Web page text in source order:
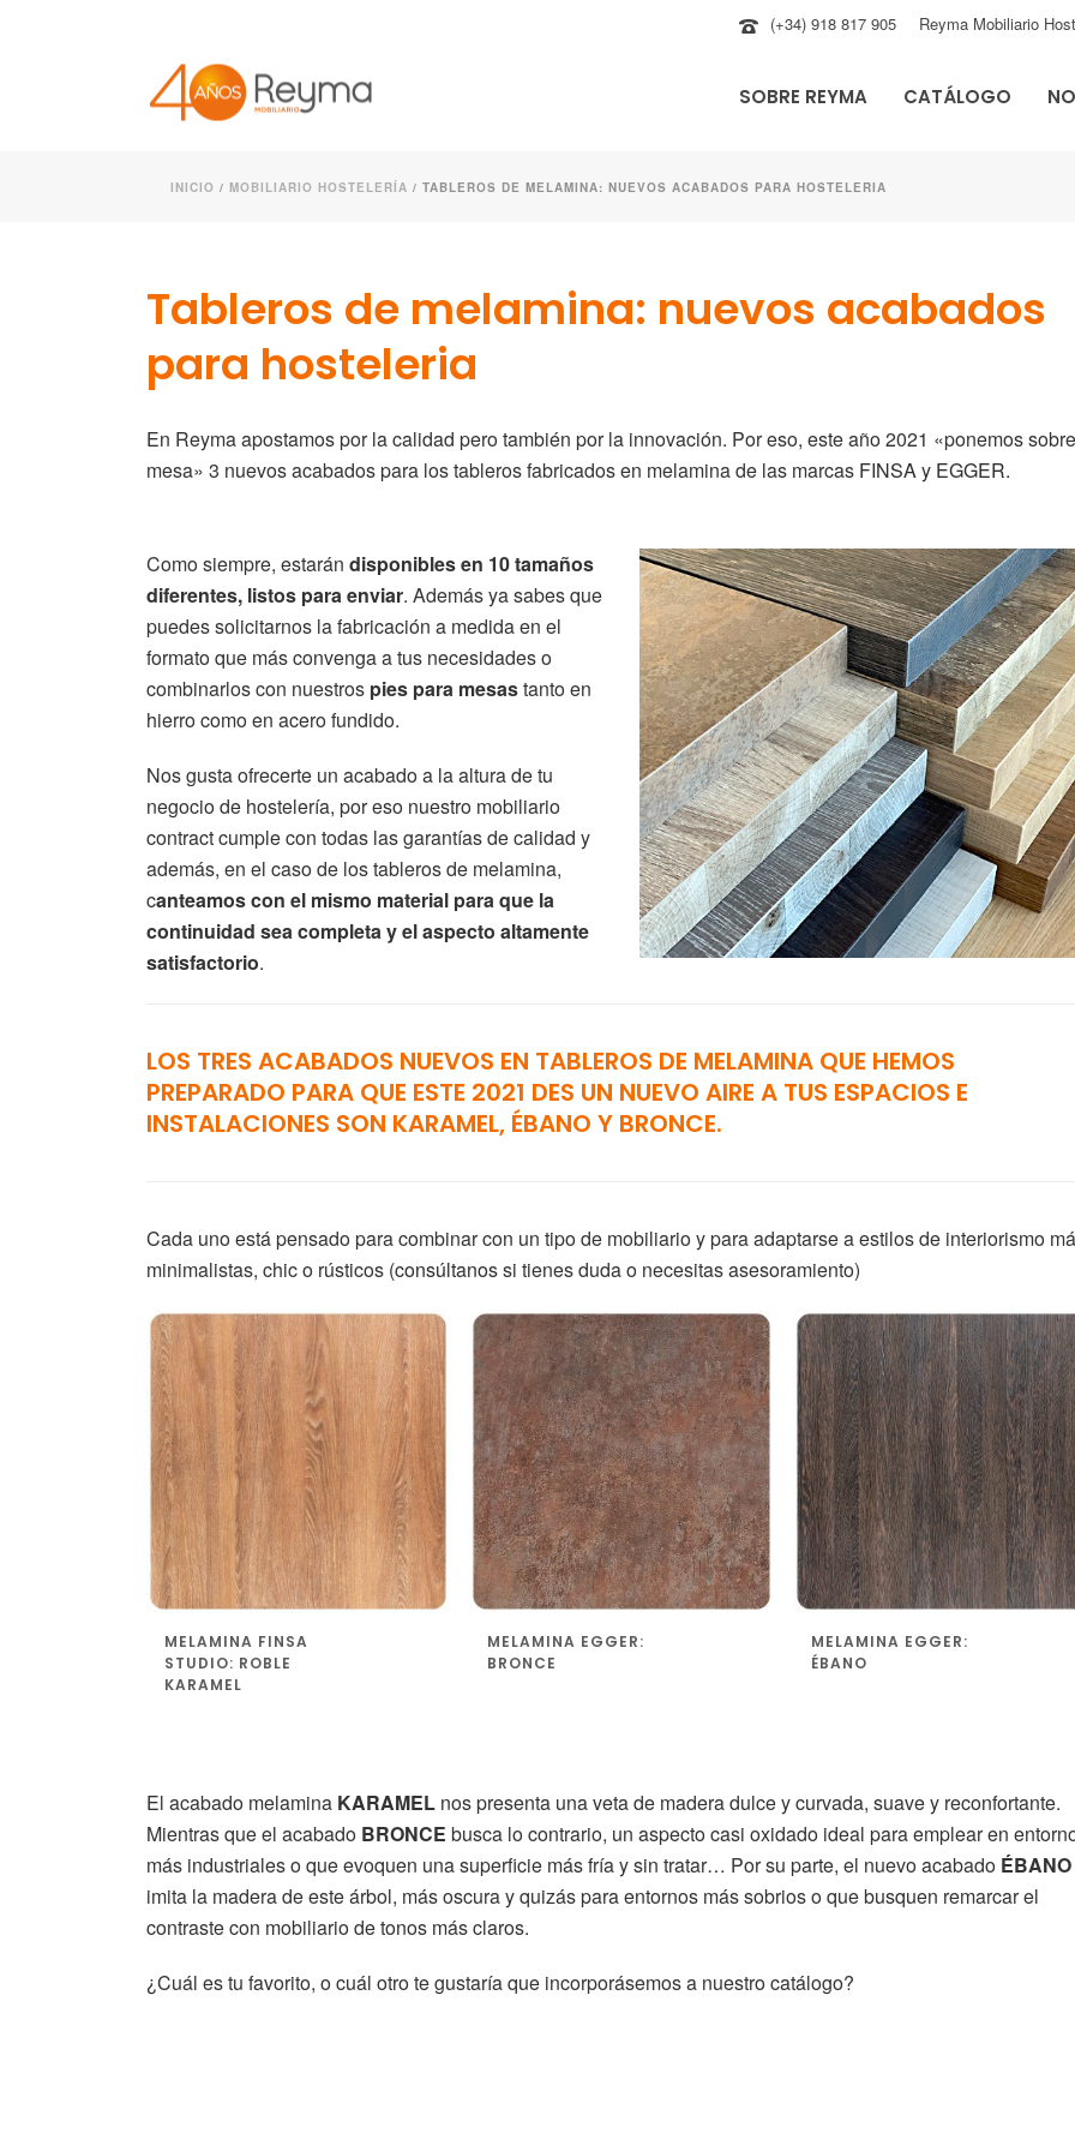
(+34) 918 817 905 Reyma Mobiliario
SOBRE REYMA CATÁLOGO
INICIO / MOBILIARIO HOSTELERÍA / TABLEROS DE MELAMINA: NUEVOS ACABADOS PARA HOSTELERIA
Tableros de melamina: nuevos acabados
para hosteleria
En Reyma apostamos por la calidad pero también por la innovación. Por eso, este año 2021 «ponemos
mesa» 3 nuevos acabados para los tableros fabricados en melamina de las marcas FINSA y EGGER.
Como siempre, estarán disponibles en 10 tamaños
diferentes, listos para enviar. Además ya sabes que
puedes solicitarnos la fabricación a medida en el
formato que más convenga a tus necesidades o
combinarlos con nuestros pies para mesastanto en
hierro como en acero fundido.
Nos gusta ofrecerte un acabado a la altura de tu
negocio de hostelería, por eso nuestro mobiliario
contract cumple con todas las garantías de calidad y
además, en el caso de los tableros de melamina,
canteamos con el mismo material para que la
continuidad sea completa y el aspecto altamente
satisfactorio.
LOS TRES ACABADOS NUEVOS EN TABLEROS DE MELAMINA QUE HEMOS
PREPARADO PARA QUE ESTE 2021 DES UN NUEVO AIRE A TUS ESPACIOS E
INSTALACIONES SON KARAMEL, ÉBANO Y BRONCE.
Cada uno está pensado para combinar con un tipo de mobiliario y para adaptarse a estilos de interiorismo
minimalistas, chic o rústicos (consúltanossi tienes duda o necesitas asesoramiento)
MELAMINA FINSA
STUDIO: ROBLE
KARAMEL
MELAMINA EGGER:
BRONCE
MELAMINA EGGER:
ÉBANO
El acabado melamina KARAMEL nos presenta una veta de madera dulce y curvada, suave y reconfortante.
Mientras que el acabado BRONCE busca lo contrario, un aspecto casi oxidado ideal para emplear en
más industriales o que evoquen una superficie más fría y sin tratar… Por su parte, el nuevo acabado ÉBANO
imita la madera de este árbol, más oscura y quizás para entornos más sobrios o que busquen remarcar el
contraste con mobiliario de tonos más claros.
¿Cuál es tu favorito, o cuál otro te gustaría que incorporásemos a nuestro catálogo?